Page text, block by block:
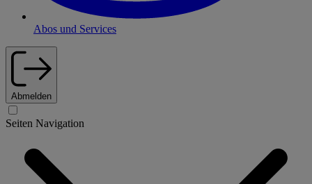
Abos und Services
Abmelden
Seiten Navigation